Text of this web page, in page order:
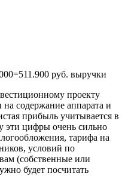
руб. выручки
проекту
содержание аппарата и
прибыль учитывается в
эти цифры очень сильно
тарифа на
условий по
(собственные или
будет посчитать